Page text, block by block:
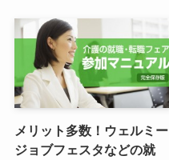
メリット多数！ウェルミー
ジョブフェスタなどの就